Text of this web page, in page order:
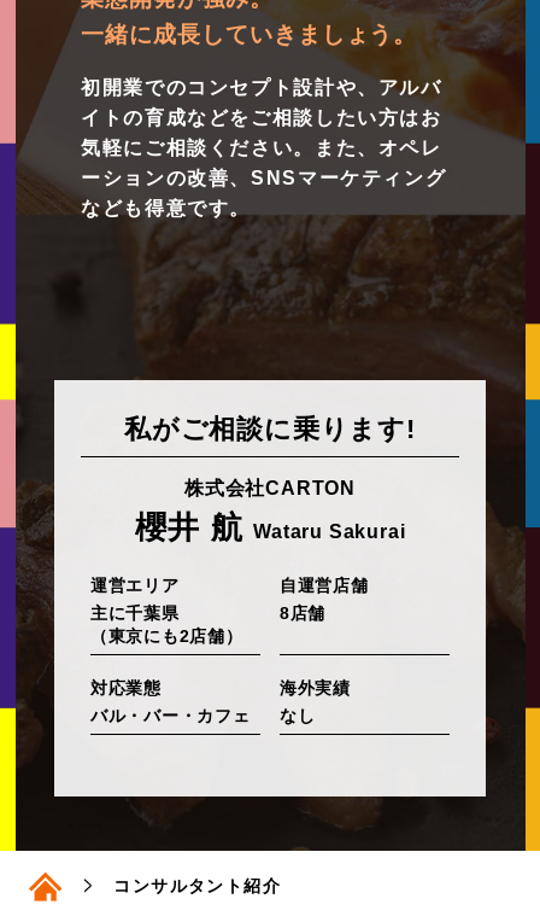
一緒に成長していきましょう。
初開業でのコンセプト設計や、アルバ
イトの育成などをご相談したい方はお
気軽にご相談ください。また、オペレ
ーションの改善、SNSマーケティング
なども得意です。
私がご相談に乗ります!
株式会社CARTON
櫻井 航Wataru Sakurai
運営エリア
主に千葉県
（東京にも2店舗）
自運営店舗
8店舗
対応業態
バル・バー・カフェ
海外実績
なし
コンサルタント紹介